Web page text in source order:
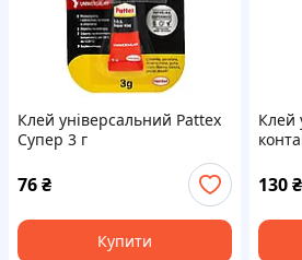
Клей універсальний Pattex
Супер 3 г
76₴
Купити
Клей
130₴